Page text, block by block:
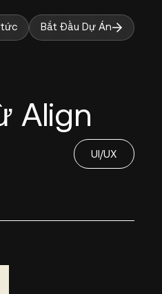
Bắt Đầu Dự Án
Align
UI/UX